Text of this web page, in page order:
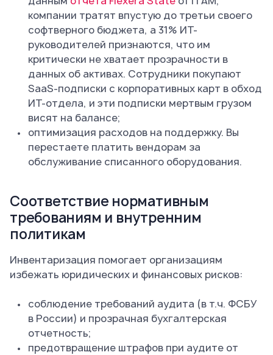
компании тратят впустую до третьи своего
софтверного бюджета, а 31% ИТ-
руководителей признаются, что им
критически не хватает прозрачности в
данных об активах. Сотрудники покупают
SaaS-подписки с корпоративных карт в обход
ИТ-отдела, и эти подписки мертвым грузом
висят на балансе;
оптимизация расходов на поддержку. Вы
перестаете платить вендорам за
обслуживание списанного оборудования.
Соответствие нормативным
требованиям и внутренним
политикам
Инвентаризация помогает организациям
избежать юридических и финансовых рисков:
соблюдение требований аудита (в т.ч. ФСБУ
в России) и прозрачная бухгалтерская
отчетность;
предотвращение штрафов при аудите от